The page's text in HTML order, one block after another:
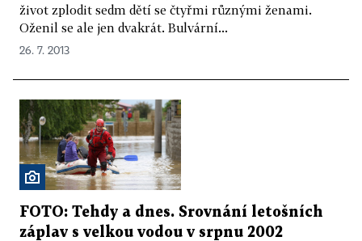
život zplodit sedm dětí se čtyřmi různými ženami.
Oženil se ale jen dvakrát. Bulvární...
26. 7. 2013
FOTO: Tehdy a dnes. Srovnání letošních
záplav s velkou vodou v srpnu 2002